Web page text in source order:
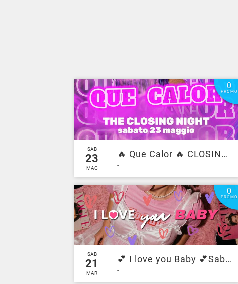
0
PROMO
SAB
23
MAG
🔥 Que Calor 🔥 CLOSING PARTY - Sab 23 Mag - Il principe
-
0
PROMO
SAB
21
MAR
💕 I love you Baby 💕Sab 21 Marzo - Il principe
-